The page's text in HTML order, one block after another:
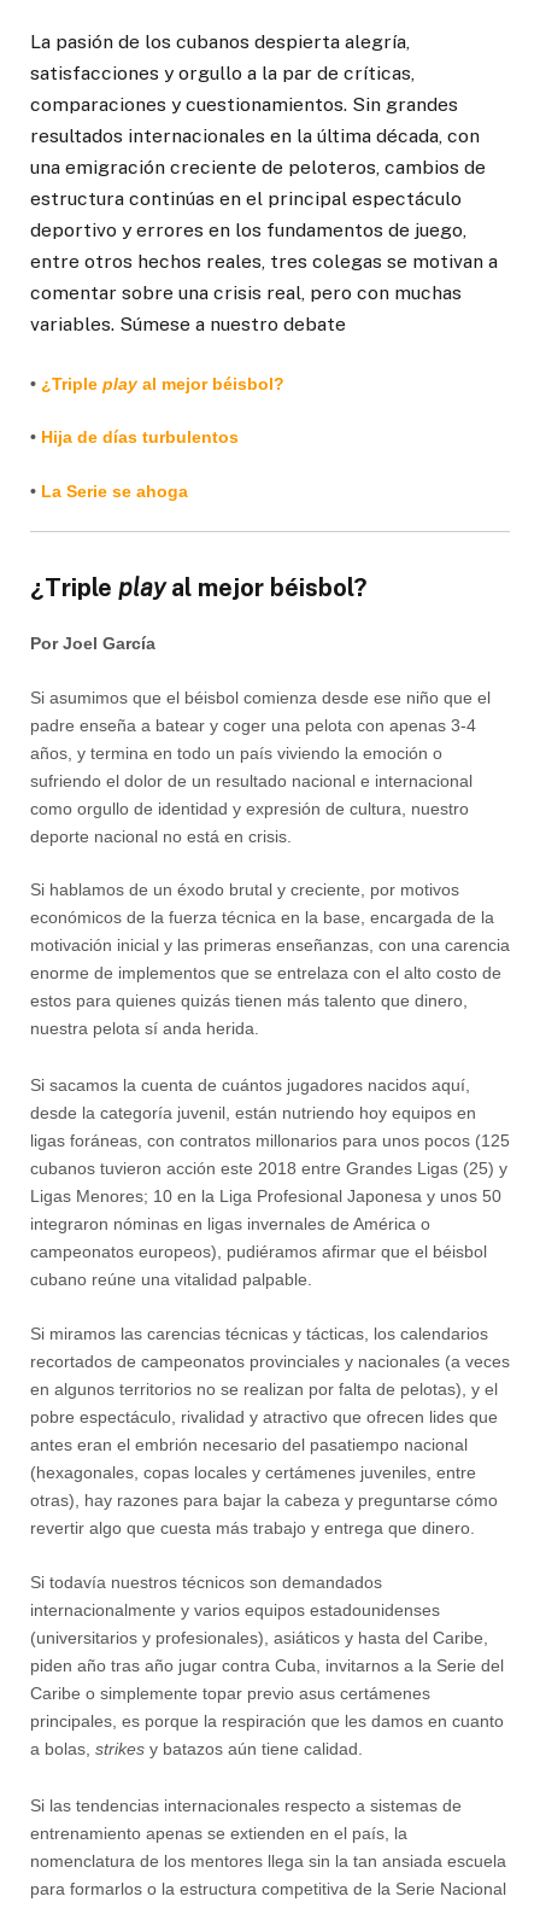
La pasión de los cubanos despierta alegría,
satisfacciones y orgullo a la par de críticas,
comparaciones y cuestionamientos. Sin grandes
resultados internacionales en la última década, con
una emigración creciente de peloteros, cambios de
estructura continúas en el principal espectáculo
deportivo y errores en los fundamentos de juego,
entre otros hechos reales, tres colegas se motivan a
comentar sobre una crisis real, pero con muchas
variables. Súmese a nuestro debate
• ¿Triple play al mejor béisbol?
• Hija de días turbulentos
• La Serie se ahoga
¿Triple play al mejor béisbol?
Por Joel García
Si asumimos que el béisbol comienza desde ese niño que el
padre enseña a batear y coger una pelota con apenas 3-4
años, y termina en todo un país viviendo la emoción o
sufriendo el dolor de un resultado nacional e internacional
como orgullo de identidad y expresión de cultura, nuestro
deporte nacional no está en crisis.
Si hablamos de un éxodo brutal y creciente, por motivos
económicos de la fuerza técnica en la base, encargada de la
motivación inicial y las primeras enseñanzas, con una carencia
enorme de implementos que se entrelaza con el alto costo de
estos para quienes quizás tienen más talento que dinero,
nuestra pelota sí anda herida.
Si sacamos la cuenta de cuántos jugadores nacidos aquí,
desde la categoría juvenil, están nutriendo hoy equipos en
ligas foráneas, con contratos millonarios para unos pocos (125
cubanos tuvieron acción este 2018 entre Grandes Ligas (25) y
Ligas Menores; 10 en la Liga Profesional Japonesa y unos 50
integraron nóminas en ligas invernales de América o
campeonatos europeos), pudiéramos afirmar que el béisbol
cubano reúne una vitalidad palpable.
Si miramos las carencias técnicas y tácticas, los calendarios
recortados de campeonatos provinciales y nacionales (a veces
en algunos territorios no se realizan por falta de pelotas), y el
pobre espectáculo, rivalidad y atractivo que ofrecen lides que
antes eran el embrión necesario del pasatiempo nacional
(hexagonales, copas locales y certámenes juveniles, entre
otras), hay razones para bajar la cabeza y preguntarse cómo
revertir algo que cuesta más trabajo y entrega que dinero.
Si todavía nuestros técnicos son demandados
internacionalmente y varios equipos estadounidenses
(universitarios y profesionales), asiáticos y hasta del Caribe,
piden año tras año jugar contra Cuba, invitarnos a la Serie del
Caribe o simplemente topar previo asus certámenes
principales, es porque la respiración que les damos en cuanto
a bolas, strikes y batazos aún tiene calidad.
Si las tendencias internacionales respecto a sistemas de
entrenamiento apenas se extienden en el país, la
nomenclatura de los mentores llega sin la tan ansiada escuela
para formarlos o la estructura competitiva de la Serie Nacional